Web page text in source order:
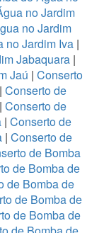
no Jardim
no Jardim
no Jardim Iva|
Jabaquara |
Jaú | Conserto
Conserto de
Conserto de
| Conserto de
| Conserto de
de Bomba
de Bomba de
de Bomba de
de Bomba de
de Bomba de